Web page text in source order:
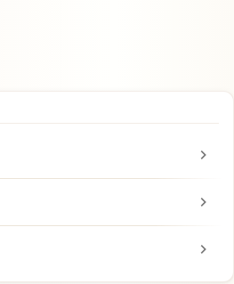
chevron_right
chevron_right
chevron_right